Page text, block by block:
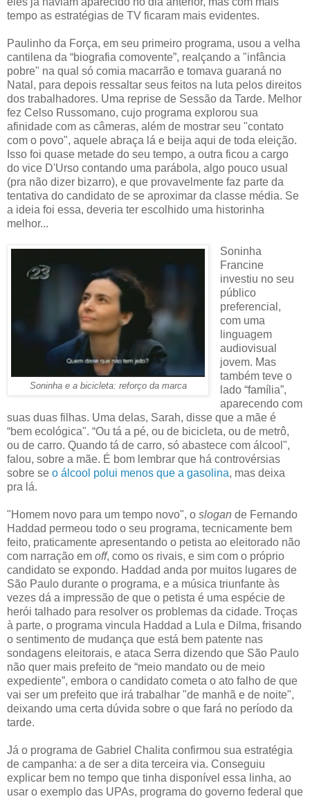
tempo as estratégias de TV ficaram mais evidentes.
Paulinho da Força, em seu primeiro programa, usou a velha
cantilena da “biografia comovente”, realçando a "infância
pobre" na qual só comia macarrão e tomava guaraná no
Natal, para depois ressaltar seus feitos na luta pelos direitos
dos trabalhadores. Uma reprise de Sessão da Tarde. Melhor
fez Celso Russomano, cujo programa explorou sua
afinidade com as câmeras, além de mostrar seu "contato
com o povo", aquele abraça lá e beija aqui de toda eleição.
Isso foi quase metade do seu tempo, a outra ficou a cargo
do vice D'Urso contando uma parábola, algo pouco usual
(pra não dizer bizarro), e que provavelmente faz parte da
tentativa do candidato de se aproximar da classe média. Se
a ideia foi essa, deveria ter escolhido uma historinha
melhor...
Soninha e a bicicleta: reforço da marca
Soninha
Francine
investiu no seu
público
preferencial,
com uma
linguagem
audiovisual
jovem. Mas
também teve o
lado “família”,
aparecendo com
suas duas filhas. Uma delas, Sarah, disse que a mãe é
“bem ecológica". “Ou tá a pé, ou de bicicleta, ou de metrô,
ou de carro. Quando tá de carro, só abastece com álcool",
falou, sobre a mãe. É bom lembrar que há controvérsias
sobre se o álcool polui menos que a gasolina, mas deixa
pra lá.
"Homem novo para um tempo novo", o slogan de Fernando
Haddad permeou todo o seu programa, tecnicamente bem
feito, praticamente apresentando o petista ao eleitorado não
com narração em off, como os rivais, e sim com o próprio
candidato se expondo. Haddad anda por muitos lugares de
São Paulo durante o programa, e a música triunfante às
vezes dá a impressão de que o petista é uma espécie de
herói talhado para resolver os problemas da cidade. Troças
à parte, o programa vincula Haddad a Lula e Dilma, frisando
o sentimento de mudança que está bem patente nas
sondagens eleitorais, e ataca Serra dizendo que São Paulo
não quer mais prefeito de “meio mandato ou de meio
expediente”, embora o candidato cometa o ato falho de que
vai ser um prefeito que irá trabalhar "de manhã e de noite",
deixando uma certa dúvida sobre o que fará no período da
tarde.
Já o programa de Gabriel Chalita confirmou sua estratégia
de campanha: a de ser a dita terceira via. Conseguiu
explicar bem no tempo que tinha disponível essa linha, ao
usar o exemplo das UPAs, programa do governo federal que